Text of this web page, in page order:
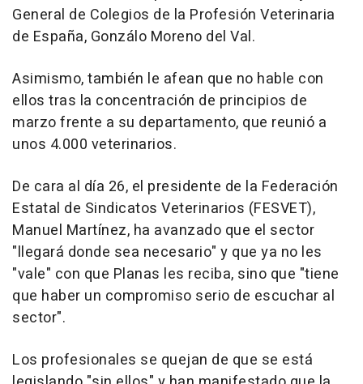
General de Colegios de la Profesión Veterinaria
de España, Gonzálo Moreno del Val.
Asimismo, también le afean que no hable con
ellos tras la concentración de principios de
marzo frente a su departamento, que reunió a
unos 4.000 veterinarios.
De cara al día 26, el presidente de la Federación
Estatal de Sindicatos Veterinarios (FESVET),
Manuel Martínez, ha avanzado que el sector
"llegará donde sea necesario" y que ya no les
"vale" con que Planas les reciba, sino que "tiene
que haber un compromiso serio de escuchar al
sector".
Los profesionales se quejan de que se está